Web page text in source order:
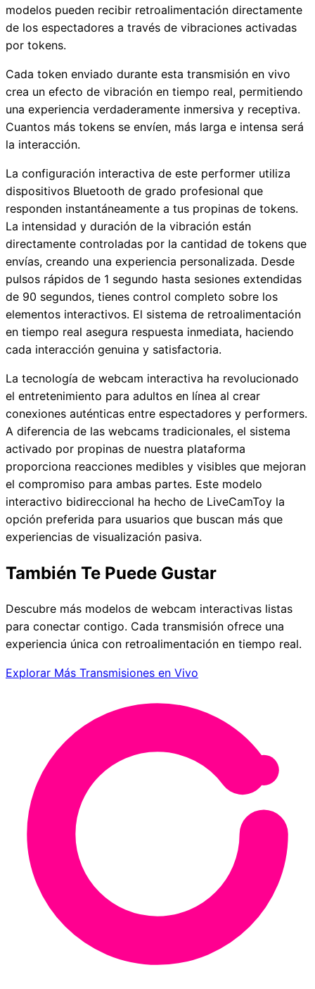
modelos pueden recibir retroalimentación directamente
de los espectadores a través de vibraciones activadas
por tokens.
Cada token enviado durante esta transmisión en vivo
crea un efecto de vibración en tiempo real, permitiendo
una experiencia verdaderamente inmersiva y receptiva.
Cuantos más tokens se envíen, más larga e intensa será
la interacción.
La configuración interactiva de este performer utiliza
dispositivos Bluetooth de grado profesional que
responden instantáneamente a tus propinas de tokens.
La intensidad y duración de la vibración están
directamente controladas por la cantidad de tokens que
envías, creando una experiencia personalizada. Desde
pulsos rápidos de 1 segundo hasta sesiones extendidas
de 90 segundos, tienes control completo sobre los
elementos interactivos. El sistema de retroalimentación
en tiempo real asegura respuesta inmediata, haciendo
cada interacción genuina y satisfactoria.
La tecnología de webcam interactiva ha revolucionado
el entretenimiento para adultos en línea al crear
conexiones auténticas entre espectadores y performers.
A diferencia de las webcams tradicionales, el sistema
activado por propinas de nuestra plataforma
proporciona reacciones medibles y visibles que mejoran
el compromiso para ambas partes. Este modelo
interactivo bidireccional ha hecho de LiveCamToy la
opción preferida para usuarios que buscan más que
experiencias de visualización pasiva.
También Te Puede Gustar
Descubre más modelos de webcam interactivas listas
para conectar contigo. Cada transmisión ofrece una
experiencia única con retroalimentación en tiempo real.
Explorar Más Transmisiones en Vivo